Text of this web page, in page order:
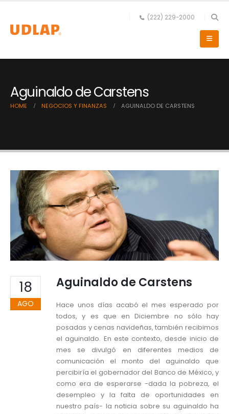
(222) 229-2000
Aguinaldo de Carstens
HOME NEGOCIOS Y FINANZAS AGUINALDO DE CARSTENS
18
AGO
Aguinaldo de Carstens
Hace unos días acabó el mes esperado por
todos, y es que en Diciembre no sólo hay
posadas y cenas navideñas, también recibimos
el aguinaldo. En este contexto, desde inicio de
mes se divulgó en diferentes medios de
comunicación el monto del aguinaldo que
percibiría el gobernador del Banco de México, y
como era de esperarse -dada la pobreza, el
desempleo y la falta de oportunidades en
nuestro país- la noticia sobre su aguinaldo ha